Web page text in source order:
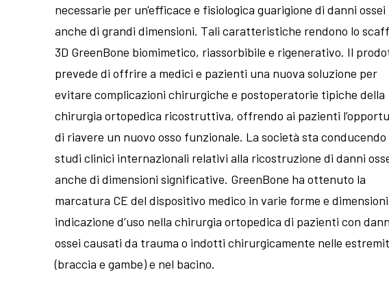
necessarie per un'efficace e fisiologica guarigione di danni ossei
anche di grandi dimensioni. Tali caratteristiche rendono lo
3D GreenBone biomimetico, riassorbibile e rigenerativo. Il
prevede di offrire a medici e pazienti una nuova soluzione per
evitare complicazioni chirurgiche e postoperatorie tipiche della
chirurgia ortopedica ricostruttiva, offrendo ai pazienti
di riavere un nuovo osso funzionale. La società sta conducendo
studi clinici internazionali relativi alla ricostruzione di danni
anche di dimensioni significative. GreenBone ha ottenuto la
marcatura CE del dispositivo medico in varie forme e
indicazione d’uso nella chirurgia ortopedica di pazienti con
ossei causati da trauma o indotti chirurgicamente nelle
(braccia e gambe) e nel bacino.